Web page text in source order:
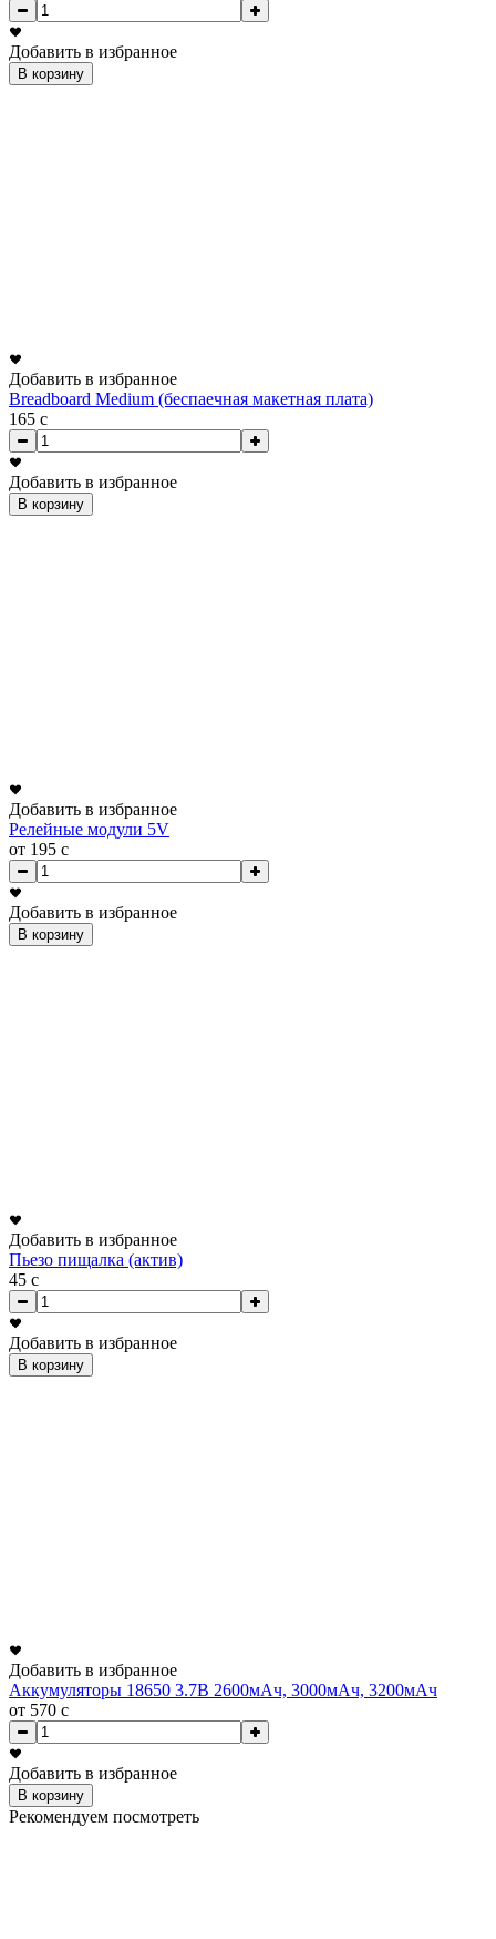
Добавить в избранное
В корзину
Добавить в избранное
Breadboard Medium (беспаечная макетная плата)
165 c
Добавить в избранное
В корзину
Добавить в избранное
Релейные модули 5V
от 195 c
Добавить в избранное
В корзину
Добавить в избранное
Пьезо пищалка (актив)
45 c
Добавить в избранное
В корзину
Добавить в избранное
Аккумуляторы 18650 3.7В 2600мАч, 3000мАч, 3200мАч
от 570 c
Добавить в избранное
В корзину
Рекомендуем посмотреть